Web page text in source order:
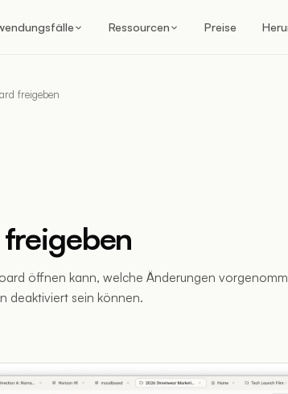
Ressourcen Preise
freigeben
öffnen kann, welche Änderungen
deaktiviert sein können.